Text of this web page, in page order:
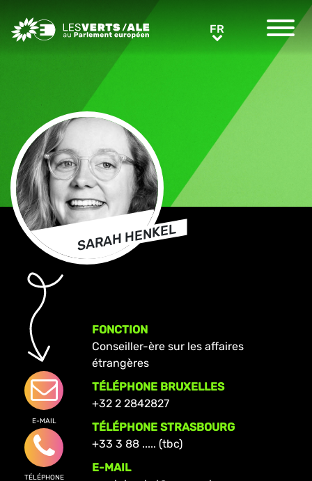
Greens/EFA Home FR
SARAH HENKEL
E-MAIL
TÉLÉPHONE
FONCTION
Conseiller-ère sur les affaires
étrangères
TÉLÉPHONE BRUXELLES
+32 2 2842827
TÉLÉPHONE STRASBOURG
+33 3 88 ..... (tbc)
E-MAIL